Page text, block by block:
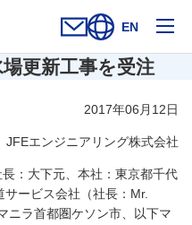
お問い合わせフォー
新規ウィンドウを開
サイト内検索を
EN
更新工事を受注
2017年06月12日
JFEエンジニアリング株式会社
：大下元、本社：東京都千代
ービス会社（社長：Mr.
ニラ首都圏ケソン市、以下マ